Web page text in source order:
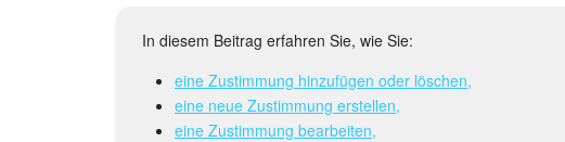
In diesem Beitrag erfahren Sie, wie Sie:
eine Zustimmung hinzufügen oder löschen,
eine neue Zustimmung erstellen,
eine Zustimmung bearbeiten,